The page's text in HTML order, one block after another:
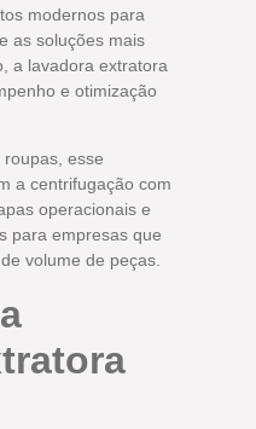
modernos para
as soluções mais
a lavadora extratora
e otimização
esse
a centrifugação com
operacionais e
para empresas que
volume de peças.